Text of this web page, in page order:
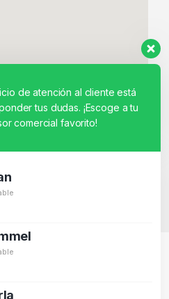
RESERVADOS - TECNIT TU TIENDA
de atención al cliente está
tus dudas. ¡Escoge a tu
comercial favorito!